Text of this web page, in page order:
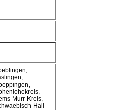
Murr-Kreis,
Hall